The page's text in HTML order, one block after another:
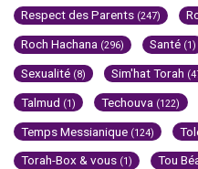
Respect des Parents (247)
Roch Hachana (296) Santé (1)
Sexualité (8) Sim'hat Torah
Talmud (1) Techouva (122)
Temps Messianique (124)
Torah-Box & vous (1) Tou